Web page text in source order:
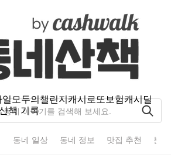
일모두의챌린지캐시로또보험캐시딜
책 기록
동네 일상 동네 정보 맛집 추천 분